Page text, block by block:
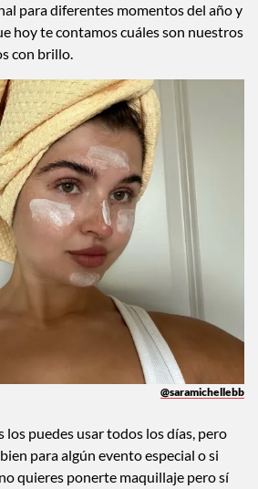
para diferentes momentos del año y
hoy te contamos cuáles son nuestros
con brillo.
@saramichellebb
puedes usar todos los días, pero
para algún evento especial o si
quieres ponerte maquillaje pero sí